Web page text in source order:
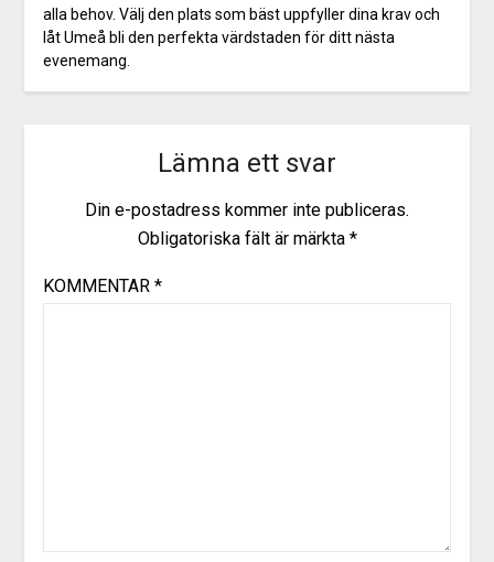
alla behov. Välj den plats som bäst uppfyller dina krav och
låt Umeå bli den perfekta värdstaden för ditt nästa
evenemang.
Lämna ett svar
Din e-postadress kommer inte publiceras.
Obligatoriska fält är märkta *
KOMMENTAR *